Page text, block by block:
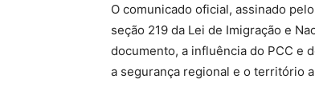
O comunicado oficial, assinado
seção 219 da Lei de Imigração e
documento, a influência do PCC e
a segurança regional e o território